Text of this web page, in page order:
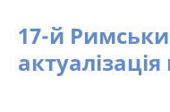
17-й